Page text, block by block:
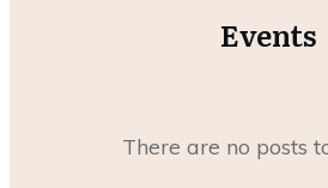
Events